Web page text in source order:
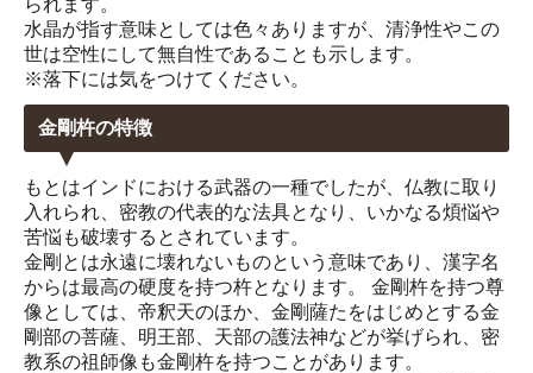
られます。
水晶が指す意味としては色々ありますが、清浄性やこの
世は空性にして無自性であることも示します。
※落下には気をつけてください。
金剛杵の特徴
もとはインドにおける武器の一種でしたが、仏教に取り
入れられ、密教の代表的な法具となり、いかなる煩悩や
苦悩も破壊するとされています。
金剛とは永遠に壊れないものという意味であり、漢字名
からは最高の硬度を持つ杵となります。 金剛杵を持つ尊
像としては、帝釈天のほか、金剛薩たをはじめとする金
剛部の菩薩、明王部、天部の護法神などが挙げられ、密
教系の祖師像も金剛杵を持つことがあります。